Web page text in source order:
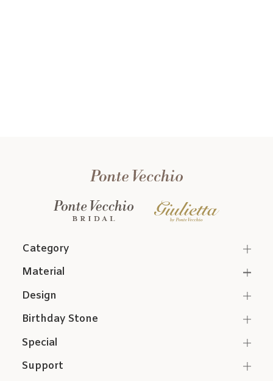
Category
Support
Material
Design
Birthday Stone
Special